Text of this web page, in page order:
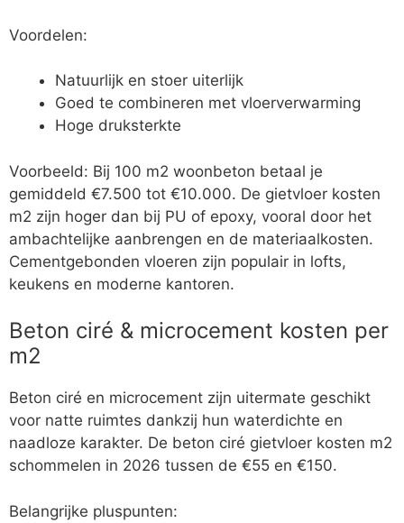
Voordelen:
Natuurlijk en stoer uiterlijk
Goed te combineren met vloerverwarming
Hoge druksterkte
Voorbeeld: Bij 100 m2 woonbeton betaal je
gemiddeld €7.500 tot €10.000. De gietvloer kosten
m2 zijn hoger dan bij PU of epoxy, vooral door het
ambachtelijke aanbrengen en de materiaalkosten.
Cementgebonden vloeren zijn populair in lofts,
keukens en moderne kantoren.
Beton ciré & microcement kosten per
m2
Beton ciré en microcement zijn uitermate geschikt
voor natte ruimtes dankzij hun waterdichte en
naadloze karakter. De beton ciré gietvloer kosten m2
schommelen in 2026 tussen de €55 en €150.
Belangrijke pluspunten: